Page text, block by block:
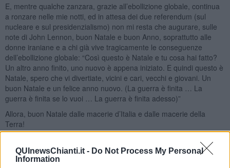
QUInewsChianti.it - Do Not Process My Personal
Information
E, mentre qualche zanzara, grazie all’ebollizione globale, continua
a ronzare nelle mie notti, ed in attesa dei due referendum (sul
nucleare e sul presidenzialismo) non mi resta che augurare, sulle
note di John Lennon, buon Natale e buon Anno, soprattutto alle
donne iraniane e a chi già vive tragicamente le conseguenze
dell’ebollizione globale: “Così questo è Natale e tu cosa hai fatto?
Un altro anno finito, uno nuovo è appena iniziato. E quindi questo è
Natale, spero che vi divertiate, vicini e cari, vecchi e giovani. Un
buon Natale e un felice anno nuovo. (La guerra è finita … La
guerra è finita se lo vuoi … La guerra è finita adesso)”
Allora, buon Natale dalle macerie d’Italia e dalle macerie della
Terra!